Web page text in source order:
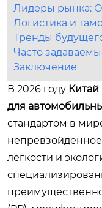
Лидеры рынка:
Логистика и
Тренды
Часто
Заключение
В 2026 году
для
стандартом в
легкости и